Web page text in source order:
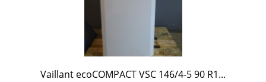
Vaillant ecoCOMPACT VSC 146/4-5 90 R1...